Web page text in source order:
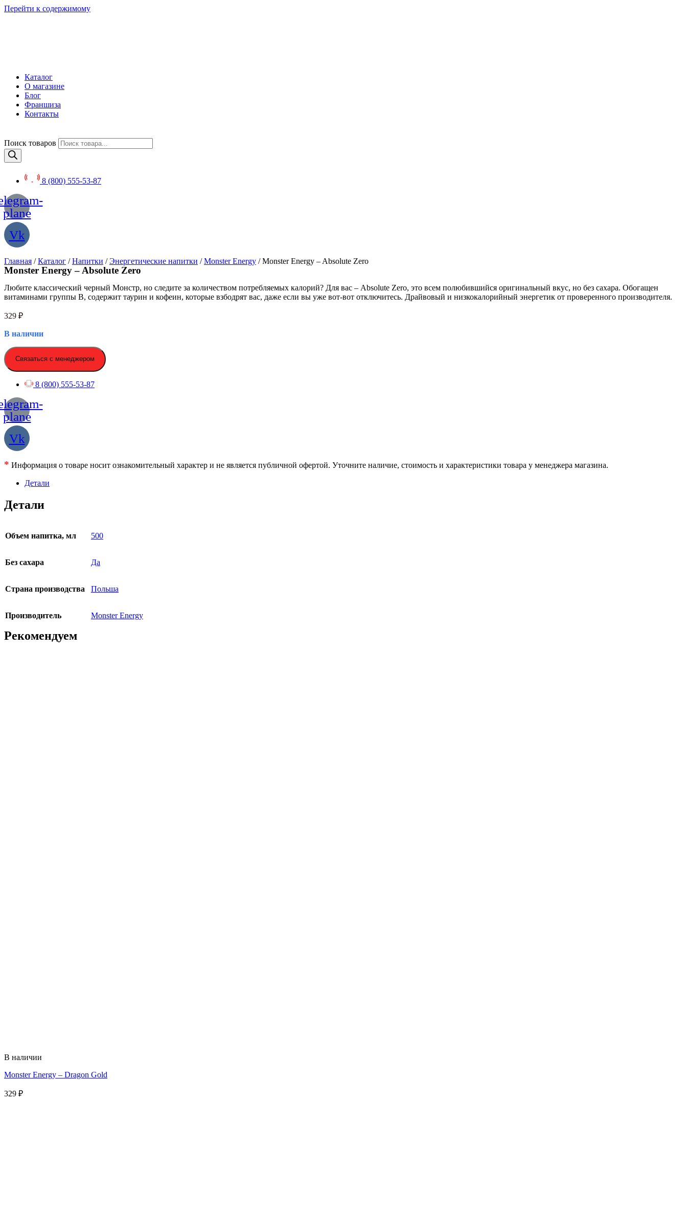
Перейти к содержимому
Каталог
О магазине
Блог
Франшиза
Контакты
Поиск товаров
8 (800) 555-53-87
plane
Vk
Главная /Каталог /Напитки /Энергетические напитки /Monster Energy / Monster Energy – Absolute Zero
Monster Energy – Absolute Zero
Любите классический черный Монстр, но следите за количеством потребляемых калорий? Для вас – Absolute Zero, это всем полюбившийся оригинальный вкус, но без сахара. Обогащен
витаминами группы B, содержит таурин и кофеин, которые взбодрят вас, даже если вы уже вот-вот отключитесь. Драйвовый и низкокалорийный энергетик от проверенного производителя.
329 ₽
В наличии
Связаться с менеджером
8 (800) 555-53-87
plane
Vk
* Информация о товаре носит ознакомительный характер и не является публичной офертой. Уточните наличие, стоимость и характеристики товара у менеджера магазина.
Детали
Детали
Объем напитка, мл 500
Без сахара Да
Страна производства Польша
Производитель Monster Energy
Рекомендуем
В наличии
Monster Energy – Dragon Gold
329 ₽